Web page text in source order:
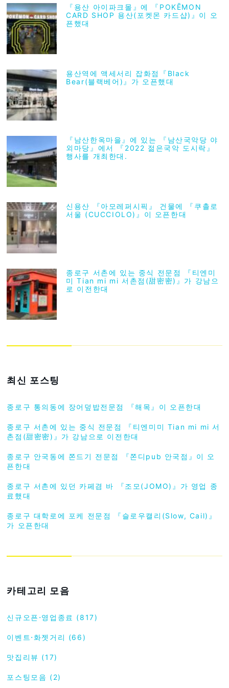
『용산 아이파크몰』에 『POKĒMON
CARD SHOP 용산(포켓몬 카드샵)』이 오
픈했대
용산역에 액세서리 잡화점『Black
Bear(블랙베어)』가 오픈했대
『남산한옥마을』에 있는 『남산국악당 야
외마당』에서 『2022 젊은국악 도시락』
행사를 개최한대.
신용산 『아모레퍼시픽』 건물에 『쿠촐로
서울 (CUCCIOLO)』이 오픈한대
종로구 서촌에 있는 중식 전문점 『티엔미
미 Tian mi mi 서촌점(甜密密)』가 강남으
로 이전한대
최신 포스팅
종로구 통의동에 장어덮밥전문점 『해목』이 오픈한대
종로구 서촌에 있는 중식 전문점 『티엔미미 Tian mi mi 서
촌점(甜密密)』가 강남으로 이전한대
종로구 안국동에 쫀드기 전문점 『쫀디pub 안국점』이 오
픈한대
종로구 서촌에 있던 카페겸 바 『조모(JOMO)』가 영업 종
료했대
종로구 대학로에 포케 전문점 『슬로우캘리(Slow, Cail)』
가 오픈한대
카테고리 모음
신규오픈⋅영업종료 (817)
이벤트⋅화젯거리 (66)
맛집리뷰 (17)
포스팅모음 (2)